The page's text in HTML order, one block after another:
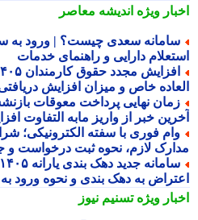
ویژهاندیشه معاصر
سعدی چیست؟ | ورود به
دارایی و راهنمای خدمات
خاص و میزان افزایش دریافتی
خبر از واریز مابه التفاوت
فوری با سفته الکترونیکی؛
لازم، نحوه ثبت درخواست و
به دهک بندی و نحوه ورود به
ویژهتسنیم نیوز